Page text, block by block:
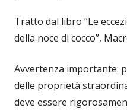
Tratto dal libro “Le
della noce di cocco”,
Avvertenza importante:
delle proprietà
deve essere